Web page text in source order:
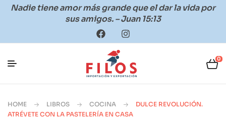
Nadie tiene amor más grande que el dar la vida por
sus amigos. – Juan 15:13
0
HOME LIBROS COCINA
DULCE REVOLUCIÓN.
ATRÉVETE CON LA PASTELERÍA EN CASA